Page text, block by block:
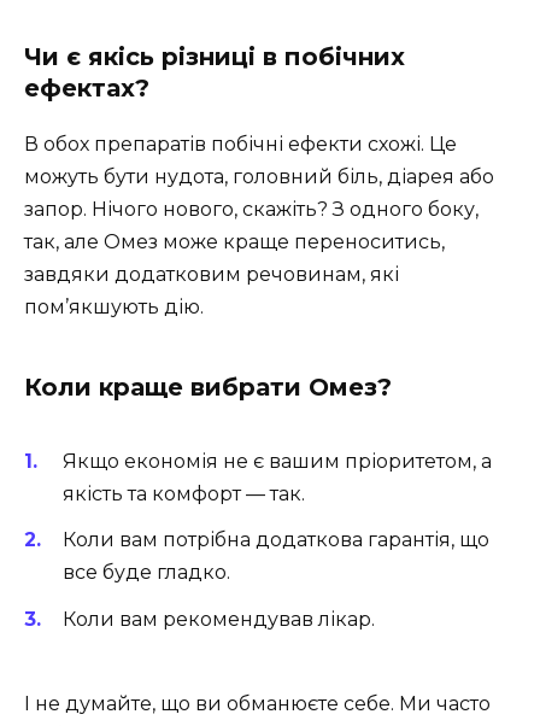
Чи є якісь різниці в побічних
ефектах?
В обох препаратів побічні ефекти схожі. Це
можуть бути нудота, головний біль, діарея або
запор. Нічого нового, скажіть? З одного боку,
так, але Омез може краще переноситись,
завдяки додатковим речовинам, які
пом’якшують дію.
Коли краще вибрати Омез?
Якщо економія не є вашим пріоритетом, а
якість та комфорт — так.
Коли вам потрібна додаткова гарантія, що
все буде гладко.
Коли вам рекомендував лікар.
І не думайте, що ви обманюєте себе. Ми часто